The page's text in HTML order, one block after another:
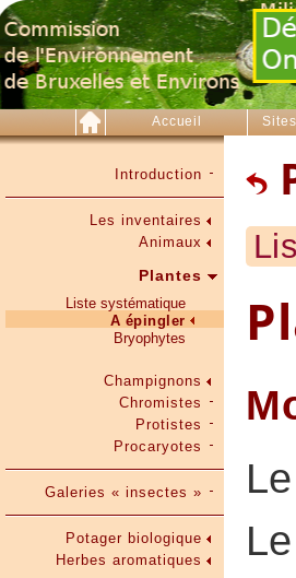
Accueil
Introduction
Les inventaires
Animaux
Plantes
Liste systématique
A épingler
Bryophytes
Champignons
Chromistes
Protistes
Procaryotes
Galeries « insectes »
Potager biologique
Herbes aromatiques